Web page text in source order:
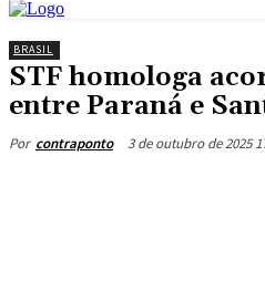
BRASIL
STF homologa
entre Paraná e
Por contraponto 3 de outubro de 2025